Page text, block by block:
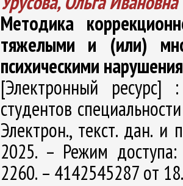
Методика
тяжелыми и (или)
психическими
[Электронный ресурс]
студентов
Электрон., текст. дан.
2025. – Режим
2260. – 4142545287 от